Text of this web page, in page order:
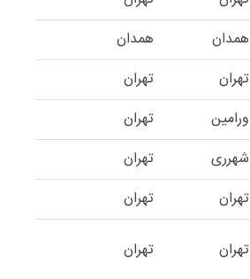
همدان
همدان
تهران
تهران
ورامین
تهران
شهرری
تهران
تهران تهران
تهران تهران